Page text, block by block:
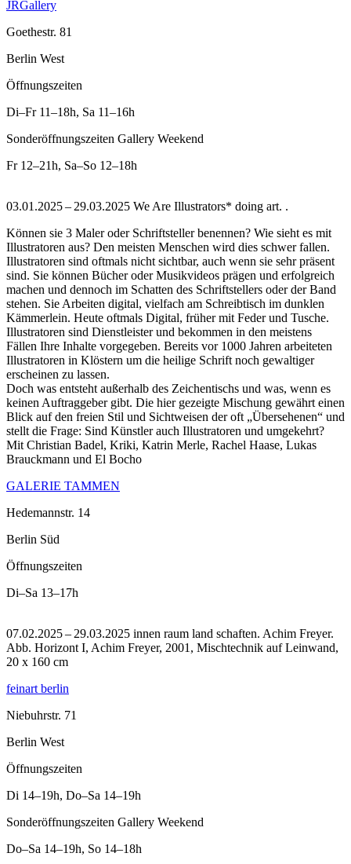
JRGallery
Goethestr. 81
Berlin West
Öffnungszeiten
Di–Fr 11–18h, Sa 11–16h
Sonderöffnungszeiten Gallery Weekend
Fr 12–21h, Sa–So 12–18h
03.01.2025 – 29.03.2025 We Are Illustrators* doing art. .
Können sie 3 Maler oder Schriftsteller benennen? Wie sieht es mit
Illustratoren aus? Den meisten Menschen wird dies schwer fallen.
Illustratoren sind oftmals nicht sichtbar, auch wenn sie sehr präsent
sind. Sie können Bücher oder Musikvideos prägen und erfolgreich
machen und dennoch im Schatten des Schriftstellers oder der Band
stehen. Sie Arbeiten digital, vielfach am Schreibtisch im dunklen
Kämmerlein. Heute oftmals Digital, früher mit Feder und Tusche.
Illustratoren sind Dienstleister und bekommen in den meistens
Fällen Ihre Inhalte vorgegeben. Bereits vor 1000 Jahren arbeiteten
Illustratoren in Klöstern um die heilige Schrift noch gewaltiger
erscheinen zu lassen.
Doch was entsteht außerhalb des Zeichentischs und was, wenn es
keinen Auftraggeber gibt. Die hier gezeigte Mischung gewährt einen
Blick auf den freien Stil und Sichtweisen der oft „Übersehenen“ und
stellt die Frage: Sind Künstler auch Illustratoren und umgekehrt?
Mit Christian Badel, Kriki, Katrin Merle, Rachel Haase, Lukas
Brauckmann und El Bocho
GALERIE TAMMEN
Hedemannstr. 14
Berlin Süd
Öffnungszeiten
Di–Sa 13–17h
07.02.2025 – 29.03.2025 innen raum land schaften. Achim Freyer.
Abb. Horizont I, Achim Freyer, 2001, Mischtechnik auf Leinwand,
20 x 160 cm
feinart berlin
Niebuhrstr. 71
Berlin West
Öffnungszeiten
Di 14–19h, Do–Sa 14–19h
Sonderöffnungszeiten Gallery Weekend
Do–Sa 14–19h, So 14–18h